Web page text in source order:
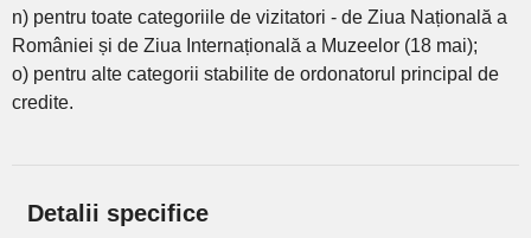
n) pentru toate categoriile de vizitatori - de Ziua Națională a
României și de Ziua Internațională a Muzeelor (18 mai);
o) pentru alte categorii stabilite de ordonatorul principal de
credite.
Detalii specifice